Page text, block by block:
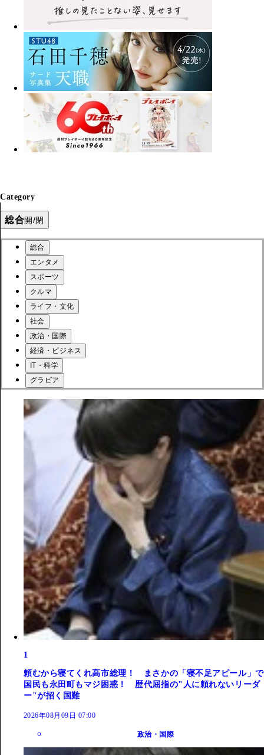
Category
総合開/閉
総合
エンタメ
スポーツ
クルマ
ライフ・文化
社会
政治・国際
経済・ビジネス
IT・科学
グラビア
1
頼むから寝てくれ高市総理！ まさかの「寝不足アピール」で
国民も永田町もマジ困惑！ 歴代屈指の"人に頼れないリーダ
ー"が招く国難
2026年08月09日 07:00
政治・国際